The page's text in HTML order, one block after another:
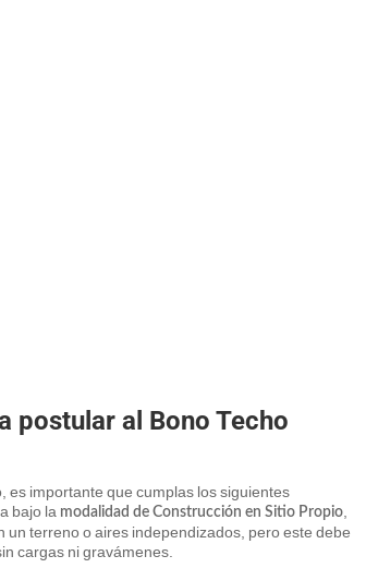
postular al Bono Techo
es importante que cumplas los siguientes
bajo la modalidad de Construcción en Sitio Propio,
un terreno o aires independizados, pero este debe
cargas ni gravámenes.